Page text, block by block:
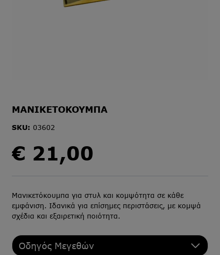
ΜΑΝΙΚΕΤΟΚΟΥΜΠΑ
SKU: 03602
€ 21,00
Μανικετόκουμπα για στυλ και κομψότητα σε κάθε
εμφάνιση. Ιδανικά για επίσημες περιστάσεις, με κομψά
σχέδια και εξαιρετική ποιότητα.
Οδηγός Μεγεθών